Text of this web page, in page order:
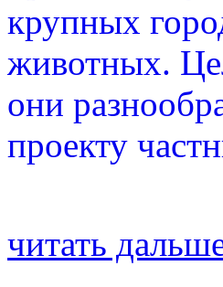
крупных
животных.
они
проекту
читать